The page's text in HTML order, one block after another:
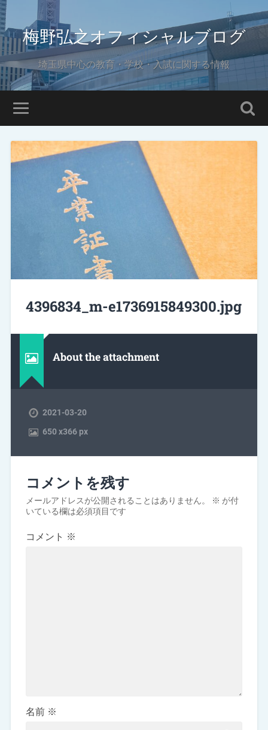
梅野弘之オフィシャルブログ
埼玉県中心の教育・学校・入試に関する情報
4396834_m-e1736915849300.jpg
About the attachment
2021-03-20
650x366 px
コメントを残す
メールアドレスが公開されることはありません。 ※ が付
いている欄は必須項目です
コメント ※
名前 ※